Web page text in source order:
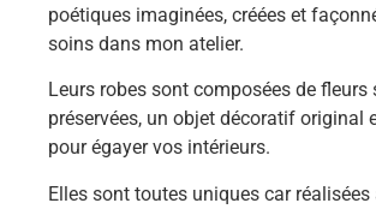
poétiques imaginées, créées et
soins dans mon atelier.
Leurs robes sont composées de fleurs
préservées, un objet décoratif original
pour égayer vos intérieurs.
Elles sont toutes uniques car